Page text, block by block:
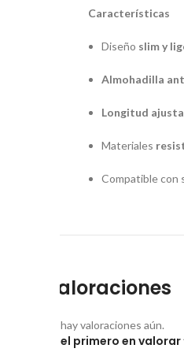
Características
Diseño slim y
Almohadilla
Longitud
Materiales
Compatible con
Valoraciones
No hay valoraciones aún.
Sé el primero en